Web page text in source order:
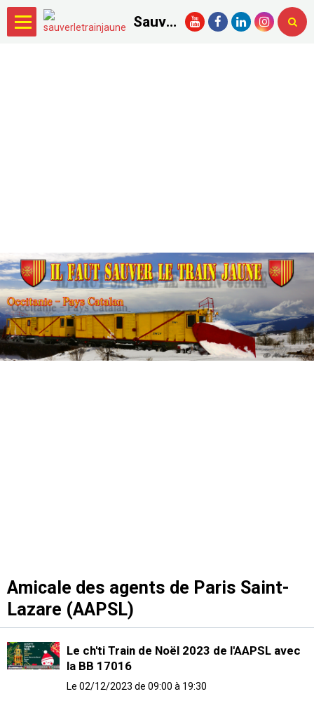
Sauver le Train Jaune.com
Amicale des agents de Paris Saint-
Lazare (AAPSL)
Le ch'ti Train de Noël 2023 de l'AAPSL avec
la BB 17016
Le 02/12/2023 de 09:00 à 19:30